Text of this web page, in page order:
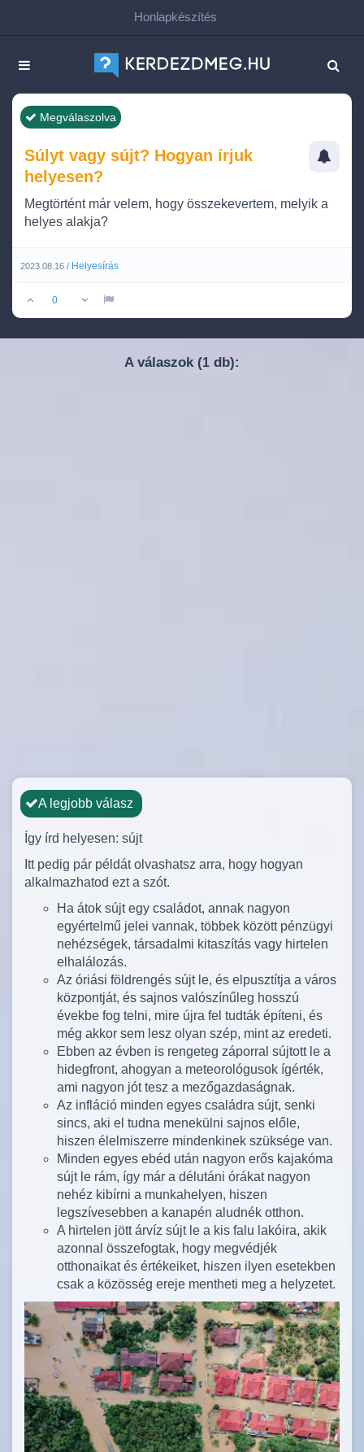
Honlapkészítés
Megválaszolva
Súlyt vagy sújt? Hogyan írjuk
helyesen?
Megtörtént már velem, hogy összekevertem, melyik a
helyes alakja?
2023.08.16 / Helyesírás
0
A válaszok (1 db):
A legjobb válasz
Így írd helyesen: sújt
Itt pedig pár példát olvashatsz arra, hogy hogyan
alkalmazhatod ezt a szót.
Ha átok sújt egy családot, annak nagyon
egyértelmű jelei vannak, többek között pénzügyi
nehézségek, társadalmi kitaszítás vagy hirtelen
elhalálozás.
Az óriási földrengés sújt le, és elpusztítja a város
központját, és sajnos valószínűleg hosszú
évekbe fog telni, mire újra fel tudták építeni, és
még akkor sem lesz olyan szép, mint az eredeti.
Ebben az évben is rengeteg záporral sújtott le a
hidegfront, ahogyan a meteorológusok ígérték,
ami nagyon jót tesz a mezőgazdaságnak.
Az infláció minden egyes családra sújt, senki
sincs, aki el tudna menekülni sajnos előle,
hiszen élelmiszerre mindenkinek szüksége van.
Minden egyes ebéd után nagyon erős kajakóma
sújt le rám, így már a délutáni órákat nagyon
nehéz kibírni a munkahelyen, hiszen
legszívesebben a kanapén aludnék otthon.
A hirtelen jött árvíz sújt le a kis falu lakóira, akik
azonnal összefogtak, hogy megvédjék
otthonaikat és értékeiket, hiszen ilyen esetekben
csak a közösség ereje mentheti meg a helyzetet.